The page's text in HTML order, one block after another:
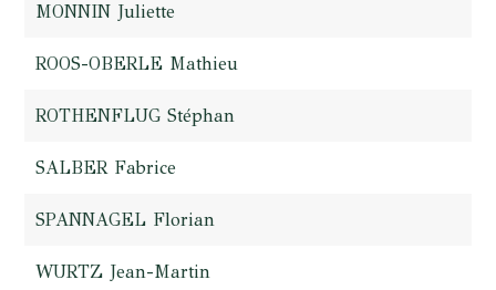
MONNIN Juliette
ROOS-OBERLE Mathieu
ROTHENFLUG Stéphan
SALBER Fabrice
SPANNAGEL Florian
WURTZ Jean-Martin